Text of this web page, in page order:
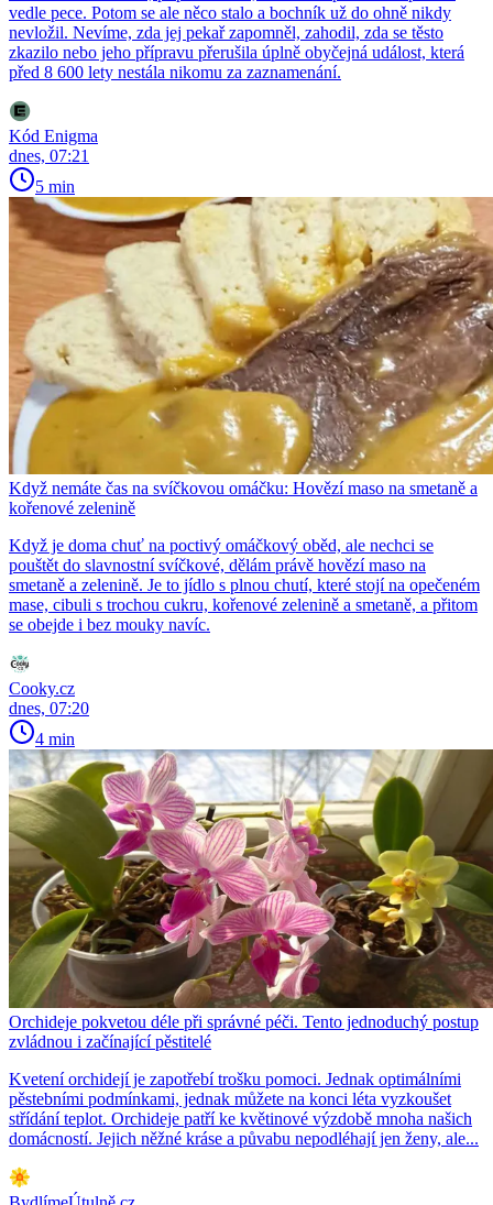
vedle pece. Potom se ale něco stalo a bochník už do ohně nikdy
nevložil. Nevíme, zda jej pekař zapomněl, zahodil, zda se těsto
zkazilo nebo jeho přípravu přerušila úplně obyčejná událost, která
před 8 600 lety nestála nikomu za zaznamenání.
Kód Enigma
dnes, 07:21
5 min
Když nemáte čas na svíčkovou omáčku: Hovězí maso na smetaně a
kořenové zelenině
Když je doma chuť na poctivý omáčkový oběd, ale nechci se
pouštět do slavnostní svíčkové, dělám právě hovězí maso na
smetaně a zelenině. Je to jídlo s plnou chutí, které stojí na opečeném
mase, cibuli s trochou cukru, kořenové zelenině a smetaně, a přitom
se obejde i bez mouky navíc.
Cooky.cz
dnes, 07:20
4 min
Orchideje pokvetou déle při správné péči. Tento jednoduchý postup
zvládnou i začínající pěstitelé
Kvetení orchidejí je zapotřebí trošku pomoci. Jednak optimálními
pěstebními podmínkami, jednak můžete na konci léta vyzkoušet
střídání teplot. Orchideje patří ke květinové výzdobě mnoha našich
domácností. Jejich něžné kráse a půvabu nepodléhají jen ženy, ale...